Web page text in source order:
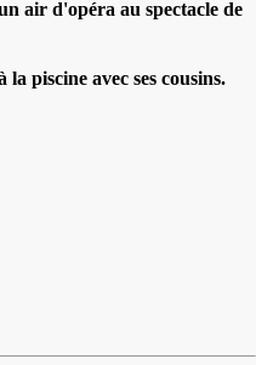
air d'opéra au spectacle de
la piscine avec ses cousins.